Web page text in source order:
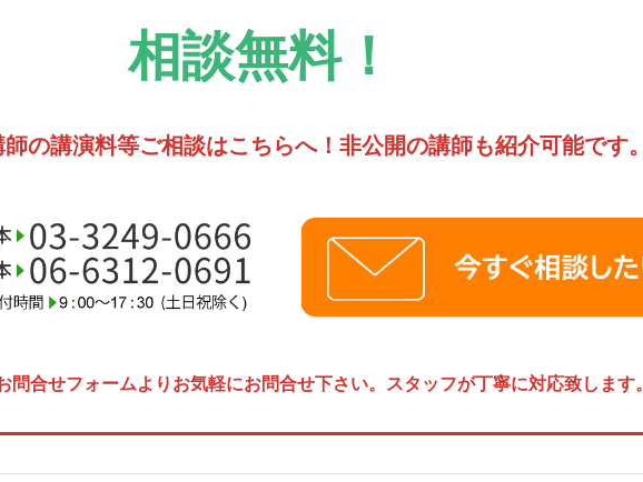
相談無料！
の講演料等ご相談はこちらへ！非公開の講師も紹介可能です。
問合せフォームよりお気軽にお問合せ下さい。スタッフが丁寧に対応致します。